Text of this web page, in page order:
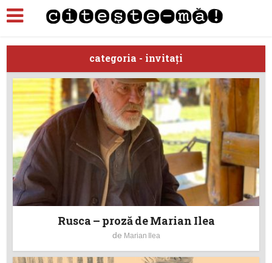
categoria - invitaţi
Rusca – proză de Marian Ilea
de Marian Ilea